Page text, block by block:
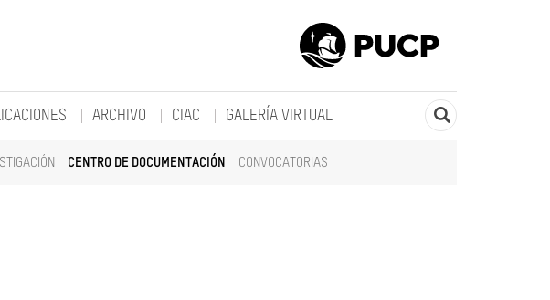
CENTRO DE DOCUMENTACIÓN CONVOCATORIAS
ARCHIVO CIAC GALERÍA VIRTUAL